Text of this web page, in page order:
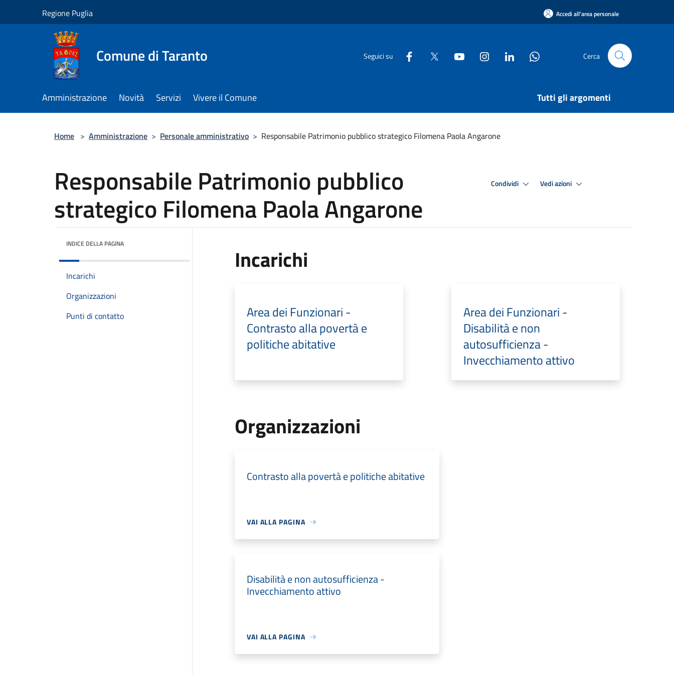
Regione Puglia Accedi all'area personale
Comune di Taranto Seguici su Cerca
Amministrazione Novità Servizi Vivere il Comune Tutti gli argomenti
Home > Amministrazione > Personale amministrativo > Responsabile Patrimonio pubblico strategico Filomena Paola Angarone
Responsabile Patrimonio pubblico
strategico Filomena Paola Angarone
Condividi Vedi azioni
INDICE DELLA PAGINA
Incarichi
Organizzazioni
Punti di contatto
Incarichi
Area dei Funzionari -
Contrasto alla povertà e
politiche abitative
Area dei Funzionari -
Disabilità e non
autosufficienza -
Invecchiamento attivo
Organizzazioni
Contrasto alla povertà e politiche abitative
VAI ALLA PAGINA
Disabilità e non autosufficienza -
Invecchiamento attivo
VAI ALLA PAGINA